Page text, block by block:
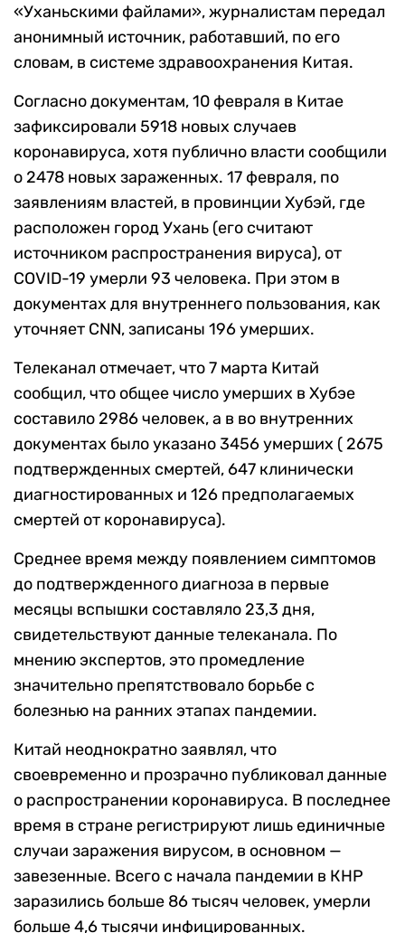
«Уханьскими файлами», журналистам передал
анонимный источник, работавший, по его
словам, в системе здравоохранения Китая.
Согласно документам, 10 февраля в Китае
зафиксировали 5918 новых случаев
коронавируса, хотя публично власти сообщили
о 2478 новых зараженных. 17 февраля, по
заявлениям властей, в провинции Хубэй, где
расположен город Ухань (его считают
источником распространения вируса), от
COVID-19 умерли 93 человека. При этом в
документах для внутреннего пользования, как
уточняет CNN, записаны 196 умерших.
Телеканал отмечает, что 7 марта Китай
сообщил, что общее число умерших в Хубэе
составило 2986 человек, а в во внутренних
документах было указано 3456 умерших ( 2675
подтвержденных смертей, 647 клинически
диагностированных и 126 предполагаемых
смертей от коронавируса).
Среднее время между появлением симптомов
до подтвержденного диагноза в первые
месяцы вспышки составляло 23,3 дня,
свидетельствуют данные телеканала. По
мнению экспертов, это промедление
значительно препятствовало борьбе с
болезнью на ранних этапах пандемии.
Китай неоднократно заявлял, что
своевременно и прозрачно публиковал данные
о распространении коронавируса. В последнее
время в стране регистрируют лишь единичные
случаи заражения вирусом, в основном —
завезенные. Всего с начала пандемии в КНР
заразились больше 86 тысяч человек, умерли
больше 4,6 тысячи инфицированных.